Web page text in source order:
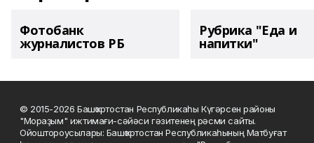
Фотобанк
журналистов РБ
Рубрика "Еда и
напитки"
© 2015-2026 Башҡортостан Республикаһы Күгәрсен районы
"Мораҙым" ижтимағи-сәйәси гәзитенең рәсми сайты.
Ойоштороусылары: Башҡортостан Республикаһының Матбуғат